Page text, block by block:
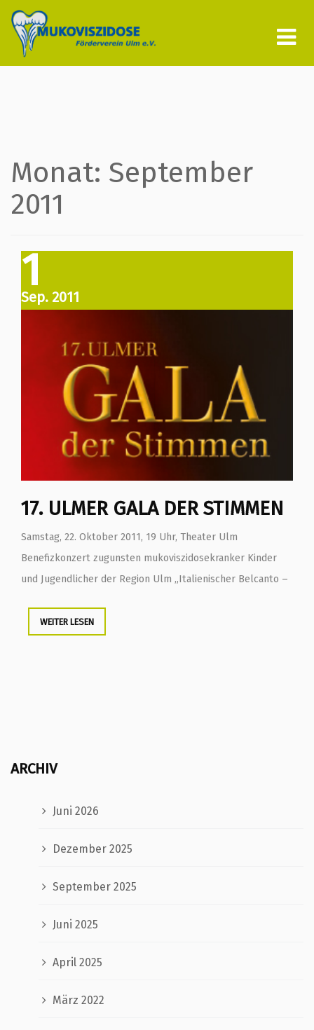
Monat: September
2011
1
Sep. 2011
17. ULMER GALA DER STIMMEN
Samstag, 22. Oktober 2011, 19 Uhr, Theater Ulm
Benefizkonzert zugunsten mukoviszidosekranker Kinder
und Jugendlicher der Region Ulm „Italienischer Belcanto –
WEITER LESEN
ARCHIV
Juni 2026
Dezember 2025
September 2025
Juni 2025
April 2025
März 2022